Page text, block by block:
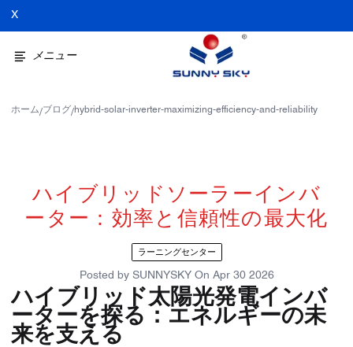
X
メニュー
ホーム/ブログ/hybrid-solar-inverter-maximizing-efficiency-and-reliability
ハイブリッドソーラーインバ
ーター：効率と信頼性の最大化
ラーニングセンター
Posted by SUNNYSKYOn Apr 30 2026
ハイブリッド太陽光発電インバ
ーターを探る：エネルギーの未
来を支える